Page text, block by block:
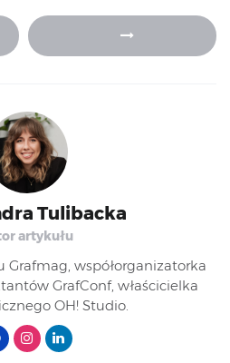
Tulibacka
artykułu
Grafmag, współorganizatorka
GrafConf, właścicielka
OH! Studio.